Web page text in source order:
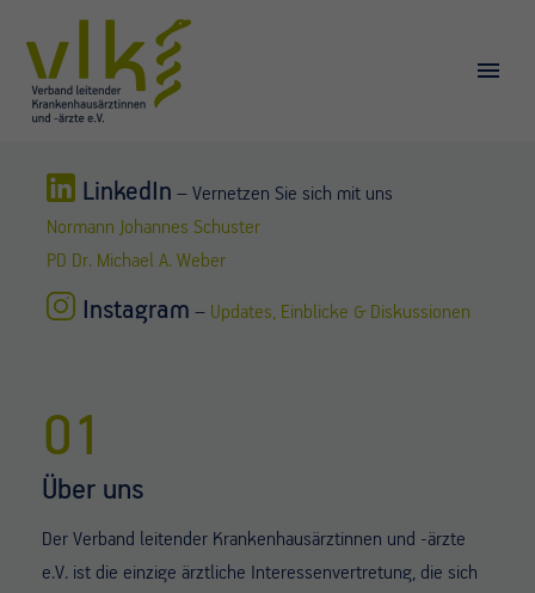
LinkedIn – Vernetzen Sie sich mit uns
Normann Johannes Schuster
PD Dr. Michael A. Weber
Instagram – Updates, Einblicke & Diskussionen
01
Über uns
Der Verband leitender Krankenhausärztinnen und -ärzte
e.V. ist die einzige ärztliche Interessenvertretung, die sich